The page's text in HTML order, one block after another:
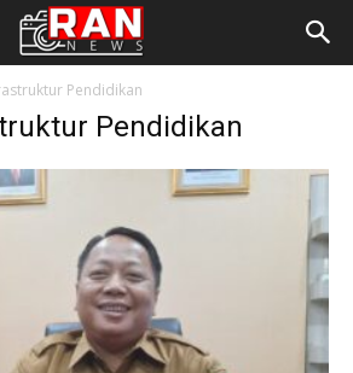
Pendidikan
Pendidikan